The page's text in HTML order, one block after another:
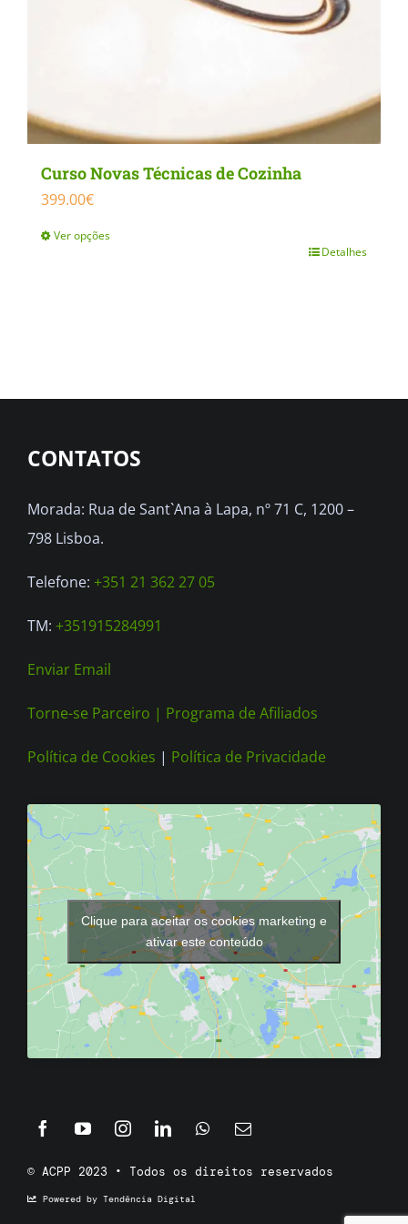
Curso Novas Técnicas de Cozinha
399.00€
Ver opções
The
may
chosen
on
the
page
Detalhes
CONTATOS
Morada: Rua de Sant`Ana à Lapa, nº 71 C, 1200 –
798 Lisboa.
Telefone: +351 21 362 27 05
TM: +351915284991
Enviar Email
Torne-se Parceiro | Programa de Afiliados
Política de Cookies | Política de Privacidade
Clique para aceitar os cookies marketing e
ativar este conteúdo
© ACPP 2023 • Todos os direitos reservados
Powered by Tendência Digital